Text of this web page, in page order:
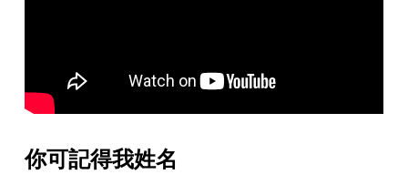
你可記得我姓名